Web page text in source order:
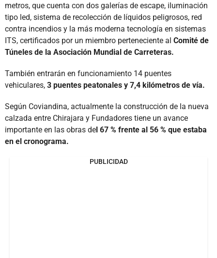
metros, que cuenta con dos galerías de escape, iluminación
tipo led, sistema de recolección de líquidos peligrosos, red
contra incendios y la más moderna tecnología en sistemas
ITS, certificados por un miembro perteneciente al Comité de
Túneles de la Asociación Mundial de Carreteras.
También entrarán en funcionamiento 14 puentes
vehiculares, 3 puentes peatonales y 7,4 kilómetros de vía.
Según Coviandina, actualmente la construcción de la nueva
calzada entre Chirajara y Fundadores tiene un avance
importante en las obras del 67 % frente al 56 % que estaba
en el cronograma.
PUBLICIDAD